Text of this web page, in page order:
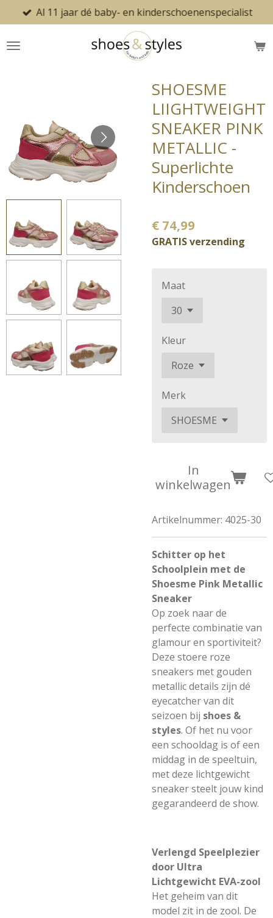
direct
naar
Al 11 jaar dé baby- en kinderschoenenspecialist
SHOESME
LIIGHTWEIGHT
SNEAKER PINK
METALLIC -
Superlichte
Kinderschoen
€ 74,99
GRATIS verzending
Maat
Kleur
Merk
In
winkelwagen
Artikelnummer: 4025-30
Schitter op het
Schoolplein met de
Shoesme Pink Metallic
Sneaker
Op zoek naar de
perfecte combinatie van
glamour en sportiviteit?
Deze stoere roze
sneakers met gouden
metallic details zijn dé
eyecatcher van dit
seizoen bij shoes &
styles. Of het nu voor
een schooldag is of een
middag in de speeltuin,
met deze lichtgewicht
sneaker steelt jouw kind
gegarandeerd de show.
Verlengd Speelplezier
door Ultra
Lichtgewicht EVA-zool
Het geheim van dit
model zit in de zool. De